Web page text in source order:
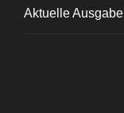
Aktuelle Ausgabe